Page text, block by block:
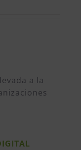
a la